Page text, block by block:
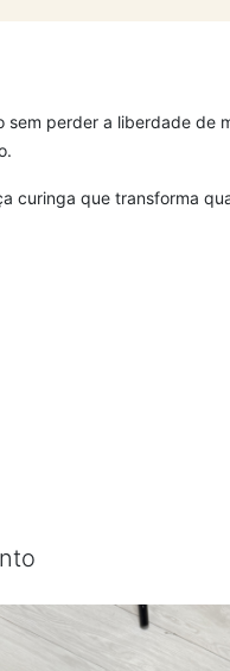
perder a liberdade de
curinga que transforma